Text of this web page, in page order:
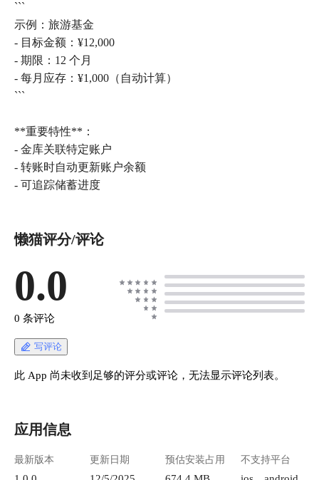
```
示例：旅游基金
- 目标金额：¥12,000
- 期限：12 个月
- 每月应存：¥1,000（自动计算）
```
**重要特性**：
- 金库关联特定账户
- 转账时自动更新账户余额
懒猫评分/评论
0.0
0 条评论
写评论
此 App 尚未收到足够的评分或评论，无法显示评论列表。
应用信息
最新版本 更新日期 预估安装占用 不支持平台